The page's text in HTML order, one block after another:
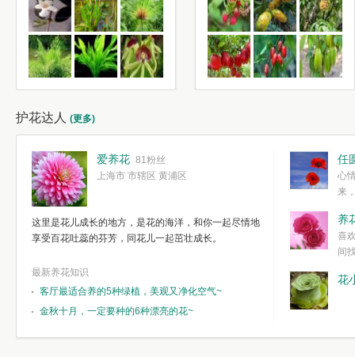
护花达人 (更多)
爱养花 81粉丝
上海市 市辖区 黄浦区
这里是花儿成长的地方，是花的海洋，和你一起尽情地
享受百花吐蕊的芬芳，同花儿一起茁壮成长。
最新养花知识
客厅最适合养的5种绿植，美观又净化空气~
金秋十月，一定要种的6种漂亮的花~
任
心
来
简单愉快的心
我们自己复杂
养
喜
间
花